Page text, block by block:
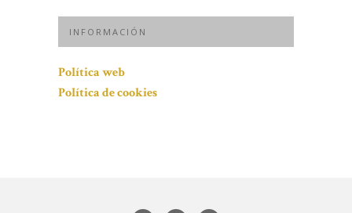
INFORMACIÓN
Política web
Política de cookies